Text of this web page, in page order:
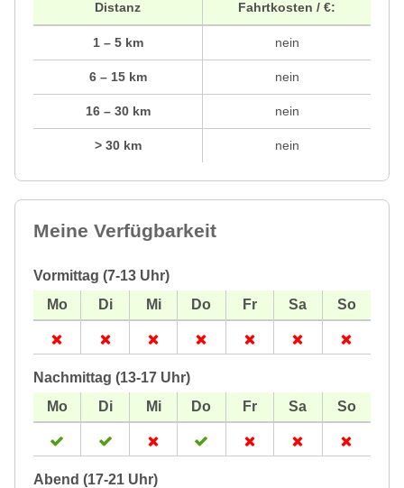
Distanz
1 – 5 km
6 – 15 km
16 – 30 km
> 30 km
Fahrtkosten / €:
nein
nein
nein
nein
Meine Verfügbarkeit
Vormittag (7-13 Uhr)
Nachmittag (13-17 Uhr)
Abend (17-21 Uhr)